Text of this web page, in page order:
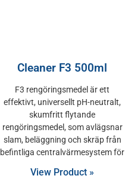
Cleaner F3 500ml
F3 rengöringsmedel är ett
effektivt, universellt pH-neutralt,
skumfritt flytande
rengöringsmedel, som avlägsnar
slam, beläggning och skräp från
befintliga centralvärmesystem för
View Product »